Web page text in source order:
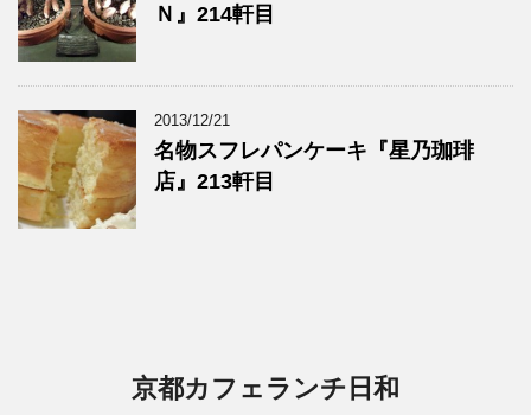
Ｎ』214軒目
2013/12/21
名物スフレパンケーキ『星乃珈琲
店』213軒目
京都カフェランチ日和